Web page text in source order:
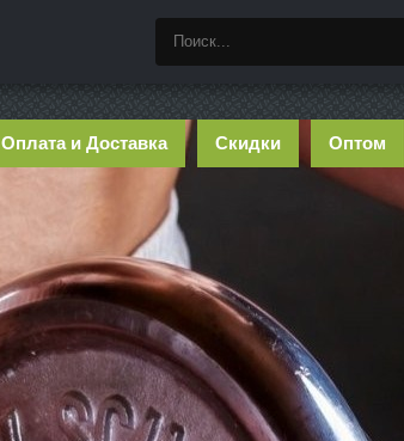
Оплата и Доставка Скидки Оптом